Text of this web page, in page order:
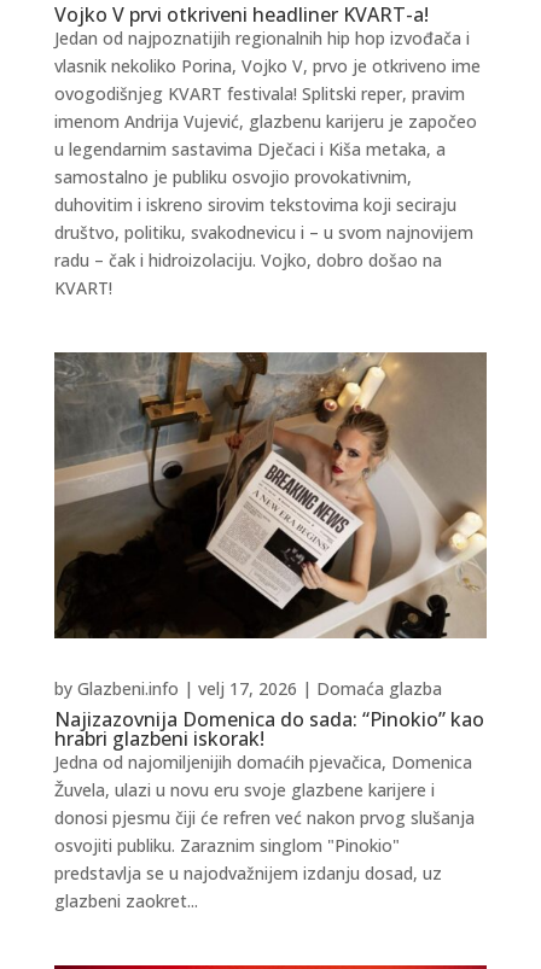
Vojko V prvi otkriveni headliner KVART-a!
Jedan od najpoznatijih regionalnih hip hop izvođača i
vlasnik nekoliko Porina, Vojko V, prvo je otkriveno ime
ovogodišnjeg KVART festivala! Splitski reper, pravim
imenom Andrija Vujević, glazbenu karijeru je započeo
u legendarnim sastavima Dječaci i Kiša metaka, a
samostalno je publiku osvojio provokativnim,
duhovitim i iskreno sirovim tekstovima koji seciraju
društvo, politiku, svakodnevicu i – u svom najnovijem
radu – čak i hidroizolaciju. Vojko, dobro došao na
KVART!
Najizazovnija Domenica do sada: “Pinokio” kao
hrabri glazbeni iskorak!
by Glazbeni.info | velj 17, 2026 | Domaća glazba
Jedna od najomiljenijih domaćih pjevačica, Domenica
Žuvela, ulazi u novu eru svoje glazbene karijere i
donosi pjesmu čiji će refren već nakon prvog slušanja
osvojiti publiku. Zaraznim singlom "Pinokio"
predstavlja se u najodvažnijem izdanju dosad, uz
glazbeni zaokret...